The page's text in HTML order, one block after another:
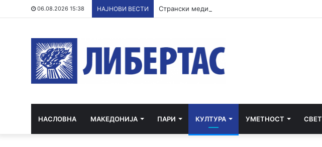
06.08.2026 15:38 НАЈНОВИ ВЕСТИ
НАСЛОВНА МАКЕДОНИЈА ПАРИ КУЛТУРА УМЕТНОСТ СВЕТ